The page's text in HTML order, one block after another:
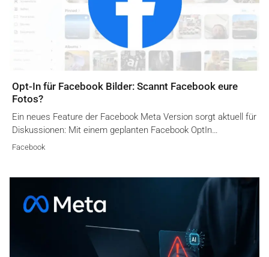
Opt-In für Facebook Bilder: Scannt Facebook eure
Fotos?
Ein neues Feature der Facebook Meta Version sorgt aktuell für
Diskussionen: Mit einem geplanten Facebook OptIn…
Facebook